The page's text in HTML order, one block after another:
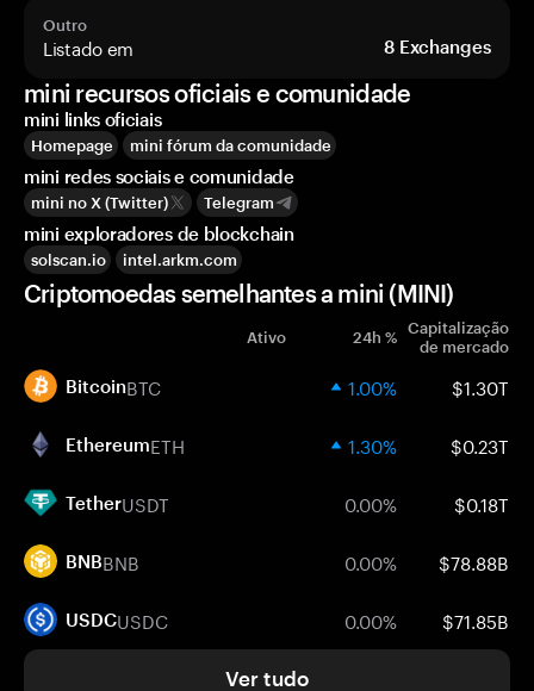
Outro
Listado em 8 Exchanges
mini recursos oficiais e comunidade
mini links oficiais
Homepage mini fórum da comunidade
mini redes sociais e comunidade
mini no X (Twitter) Telegram
mini exploradores de blockchain
solscan.io intel.arkm.com
Criptomoedas semelhantes a mini (MINI)
Ativo 24h % Capitalização
de mercado
BitcoinBTC 1.00% $1.30T
EthereumETH 1.30% $0.23T
TetherUSDT 0.00% $0.18T
BNBBNB 0.00% $78.88B
USDCUSDC 0.00% $71.85B
Ver tudo